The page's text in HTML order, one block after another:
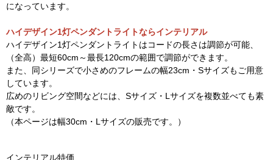
になっています。
ハイデザイン1灯ペンダントライトならインテリアル
ハイデザイン1灯ペンダントライトはコードの長さは調節が可能、
（全高）最短60cm～最長120cmの範囲で調節ができます。
また、同シリーズで小さめのフレームの幅23cm・Sサイズもご用意
しています。
広めのリビング空間などには、Sサイズ・Lサイズを複数並べても素
敵です。
（本ページは幅30cm・Lサイズの販売です。）
インテリアル特価